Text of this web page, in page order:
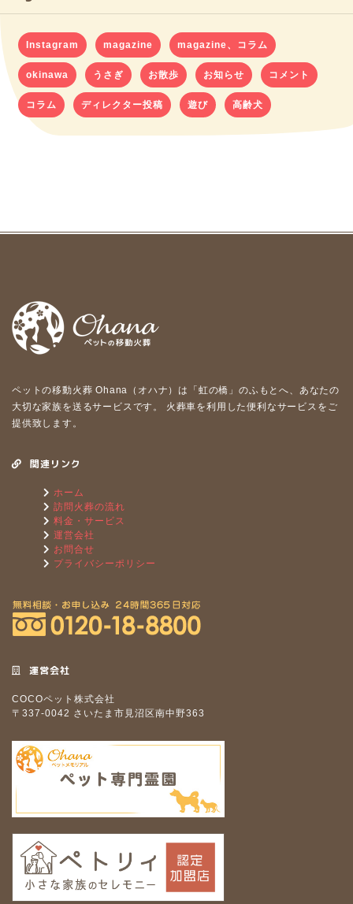
Instagram magazine magazine、コラム
okinawa うさぎ お散歩 お知らせ コメント
コラム ディレクター投稿 遊び 高齢犬
ペットの移動⽕葬 Ohana（オハナ）は「虹の橋」のふもとへ、あなたの
⼤切な家族を送るサービスです。 ⽕葬⾞を利⽤した便利なサービスをご
提供致します。
関連リンク
ホーム
訪問火葬の流れ
料金・サービス
運営会社
お問合せ
プライバシーポリシー
運営会社
COCOペット株式会社
〒337-0042 さいたま市見沼区南中野363